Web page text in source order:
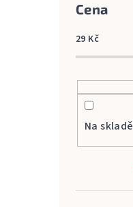
Cena
29 Kč
Na skladě